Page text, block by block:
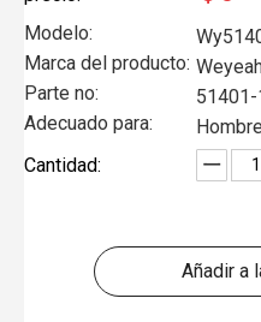
Modelo:
Marca del producto:
Parte no:
Adecuado para:
Cantidad:
Añadir a